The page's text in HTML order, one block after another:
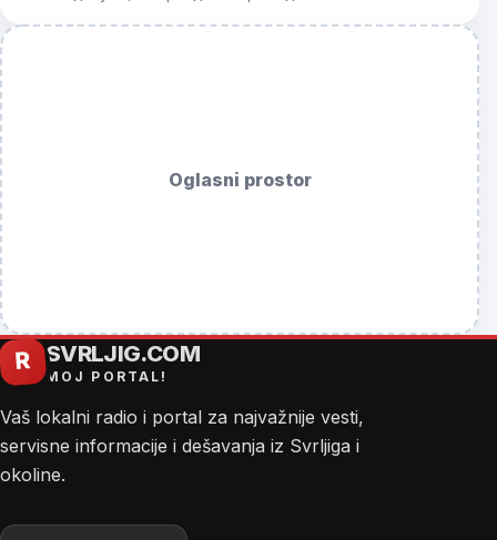
Oglasni prostor
R SVRLJIG.COM
MOJ PORTAL!
Vaš lokalni radio i portal za najvažnije vesti,
servisne informacije i dešavanja iz Svrljiga i
okoline.